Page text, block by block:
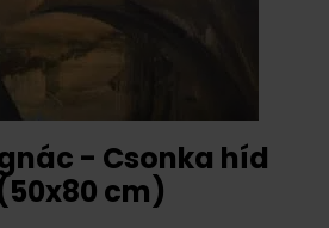
- Csonka híd
cm)